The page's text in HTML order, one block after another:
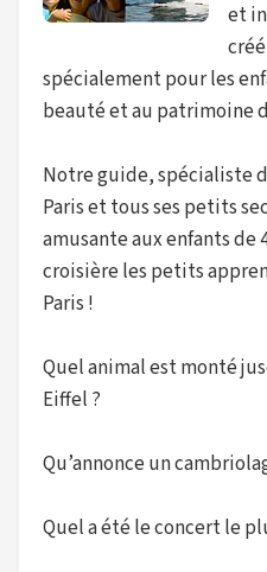
et
spécialement pour les
beauté et au patrimoine
Notre guide, spécialiste
Paris et tous ses petits
amusante aux enfants de
croisière les petits
Paris !
Quel animal est monté
Eiffel ?
Qu’annonce un
Quel a été le concert le